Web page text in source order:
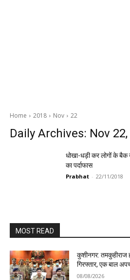
Home 2018 Nov 22
Daily Archives: Nov
धोखा-धड़ी कर लोगों के बैक
का पर्दाफास
Prabhat - 22/11/2018
MOST READ
कुशीनगर: तमकुहीराज
गिरफ्तार, एक बाल
08/08/2026